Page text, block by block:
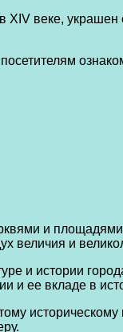
веке, украшен
и
величия и
и истории
и ее вкладе в